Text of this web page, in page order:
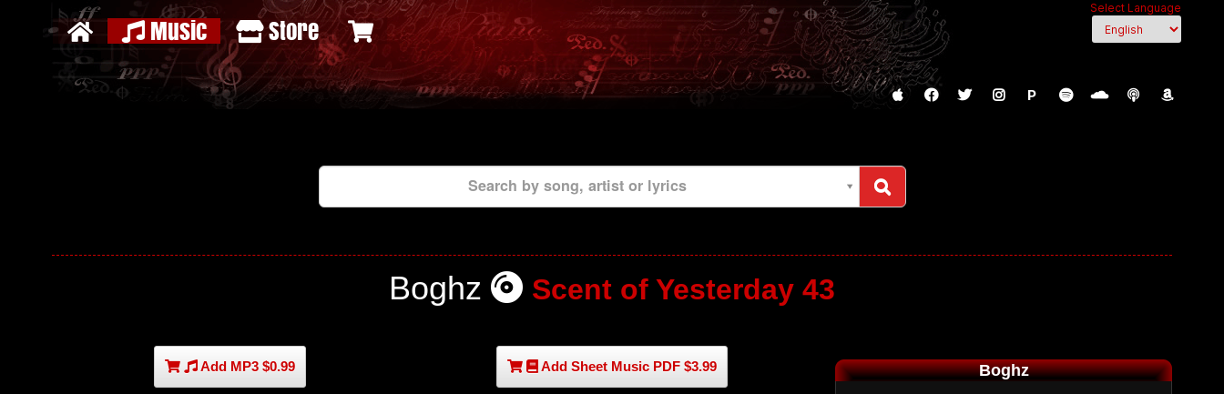
Select Language
Music Store
P
Search by song, artist or lyrics
Boghz Scent of Yesterday 43
Add MP3 $0.99 Add Sheet Music PDF $3.99 Boghz